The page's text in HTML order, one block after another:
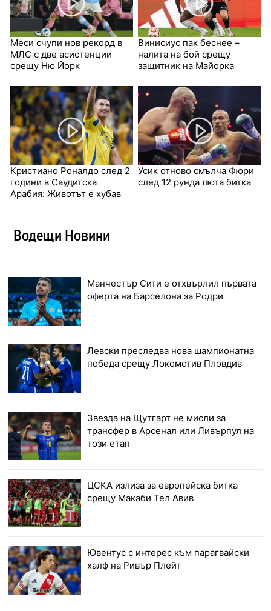
Меси счупи нов рекорд в
МЛС с две асистенции
срещу Ню Йорк
Винисиус пак беснее –
налита на бой срещу
защитник на Майорка
Кристиано Роналдо след 2
години в Саудитска
Арабия: Животът е хубав
Усик отново смълча Фюри
след 12 рунда люта битка
Водещи Новини
Манчестър Сити е отхвърлил първата
оферта на Барселона за Родри
Левски преследва нова шампионатна
победа срещу Локомотив Пловдив
Звезда на Щутгарт не мисли за
трансфер в Арсенал или Ливърпул на
този етап
ЦСКА излиза за европейска битка
срещу Макаби Тел Авив
Ювентус с интерес към парагвайски
халф на Ривър Плейт